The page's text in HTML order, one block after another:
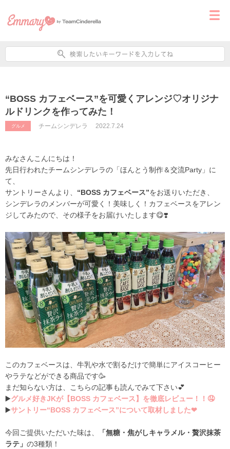
“BOSS カフェベース”を可愛くアレンジ♡オリジナ
ルドリンクを作ってみた！
グルメ チームシンデレラ 2022.7.24
みなさんこんにちは！
先日行われたチームシンデレラの「ほんとう制作＆交流Party」に
て、
サントリーさんより、 “BOSS カフェベース”をお送りいただき、
シンデレラのメンバーが可愛く！美味しく！カフェベースをアレン
ジしてみたので、その様子をお届けいたします😋❣️
このカフェベースは、牛乳や水で割るだけで簡単にアイスコーヒー
やラテなどができる商品です🥳
まだ知らない方は、こちらの記事も読んでみて下さい💕
▶️グルメ好きJKが【BOSS カフェベース】を徹底レビュー！！🤤
▶️サントリー“BOSS カフェベース”について取材しました❤
今回ご提供いただいた味は、
「無糖・焦がしキャラメル・贅沢抹茶
ラテ」 の3種類！